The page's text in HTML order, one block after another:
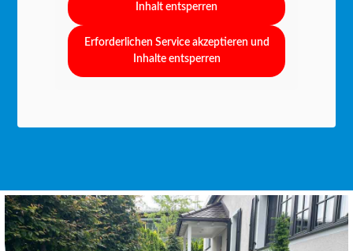
Inhalt entsperren
Erforderlichen Service akzeptieren und
Inhalte entsperren